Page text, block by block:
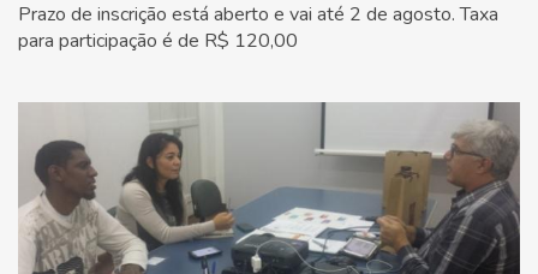
Prazo de inscrição está aberto e vai até 2 de agosto. Taxa
para participação é de R$ 120,00